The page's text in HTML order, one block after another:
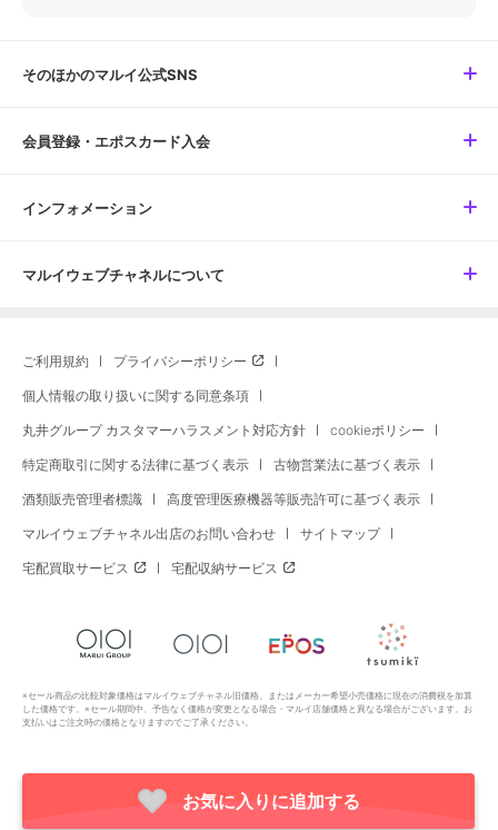
そのほかのマルイ公式SNS
会員登録・エポスカード入会
インフォメーション
マルイウェブチャネルについて
ご利用規約 プライバシーポリシー
個人情報の取り扱いに関する同意条項
丸井グループ カスタマーハラスメント対応方針 cookieポリシー
特定商取引に関する法律に基づく表示 古物営業法に基づく表示
酒類販売管理者標識 高度管理医療機器等販売許可に基づく表示
マルイウェブチャネル出店のお問い合わせ サイトマップ
宅配買取サービス 宅配収納サービス
※セール商品の比較対象価格はマルイウェブチャネル旧価格、またはメーカー希望小売価格に現在の消費税を加算
した価格です。※セール期間中、予告なく価格が変更となる場合・マルイ店舗価格と異なる場合がございます。お
支払いはご注文時の価格となりますのでご了承ください。
Copyright All Rights Reserved. MARUI Co., Ltd
お気に入りに追加する